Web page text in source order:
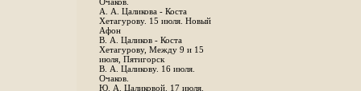
Очаков.
А. А. Цаликова - Коста
Хетагурову. 15 июля. Новый
Афон
В. А. Цаликов - Коста
Хетагурову, Между 9 и 15
июля, Пятигорск
В. А. Цаликову. 16 июля.
Очаков.
Ю. А. Цаликовой. 17 июля.